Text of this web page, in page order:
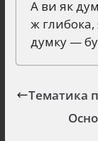
А ви як
ж глибока,
думку —
Тематика